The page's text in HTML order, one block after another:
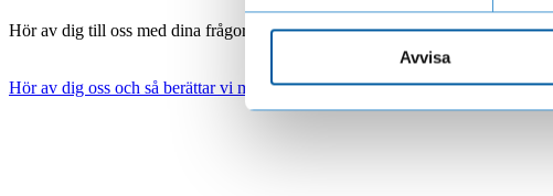
Avvisa
Hör av dig till oss med dina frågor kring bilfinansiering, så hjälper vi dig att
Hör av dig oss och så berättar vi mer